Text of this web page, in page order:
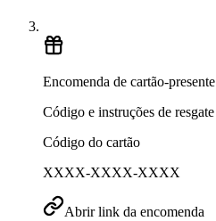
Encomenda de cartão-presente
Código e instruções de resgate
Código do cartão
XXXX-XXXX-XXXX
Abrir link da encomenda